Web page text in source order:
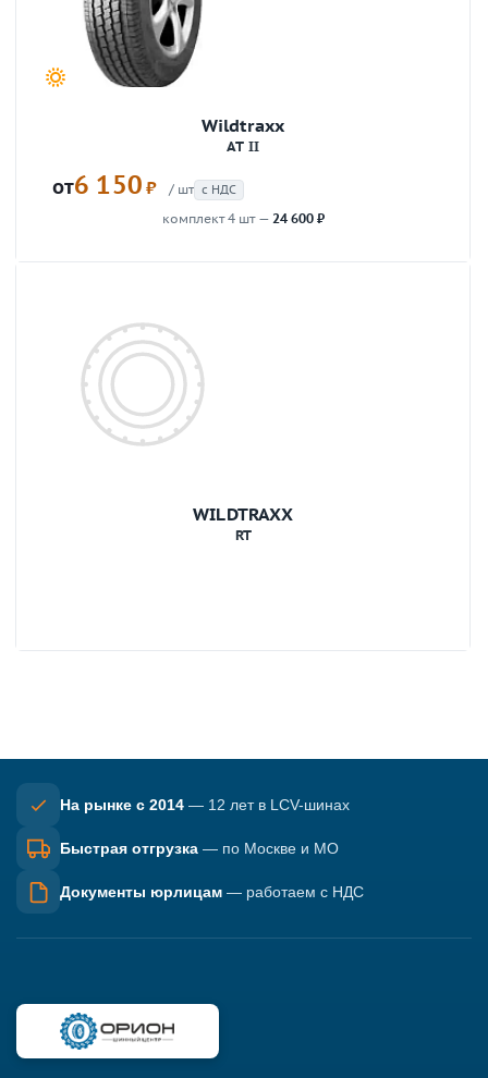
Wildtraxx
AT II
от6 150 ₽ / шт с НДС
комплект 4 шт — 24 600 ₽
WILDTRAXX
RT
На рынке с 2014 — 12 лет в LCV-шинах
Быстрая отгрузка — по Москве и МО
Документы юрлицам — работаем с НДС